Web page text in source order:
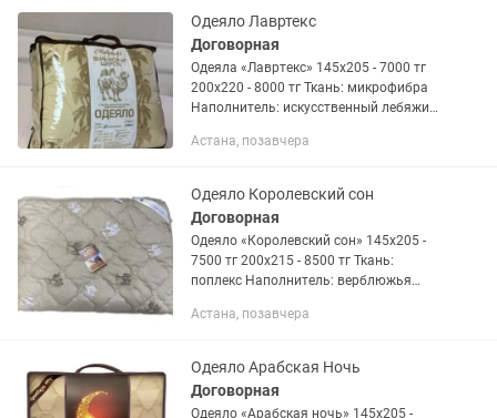
Одеяло Лавртекс
Договорная
Одеяла «Лавртекс» 145х205 - 7000 тг
200х220 - 8000 тг Ткань: микрофибра
Наполнитель: искусственный лебяжий
волокно Сезонность: всесезонное
Астана, позавчера
Одеяло Королевский сон
Договорная
Одеяло «Королевский сон» 145х205 -
7500 тг 200х215 - 8500 тг Ткань:
поплекс Наполнитель: верблюжья
Производство: Россия При покупке от
Астана, позавчера
Одеяло Арабская Ночь
Договорная
Одеяло «Арабская ночь» 145х205 -